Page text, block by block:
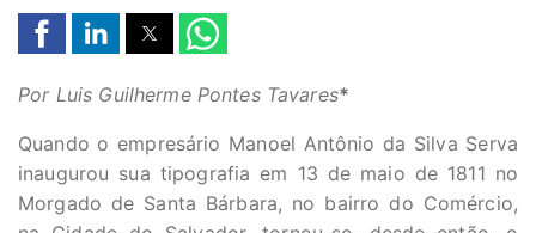
Por Luis Guilherme Pontes Tavares*
Quando o empresário Manoel Antônio da Silva Serva
inaugurou sua tipografia em 13 de maio de 1811 no
Morgado de Santa Bárbara, no bairro do Comércio,